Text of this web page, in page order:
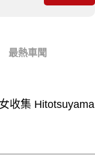
最熱車聞
收集 Hitotsuyama